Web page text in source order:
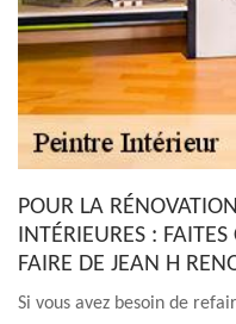
POUR LA
INTÉRIEURES :
FAIRE DE JEAN H
Si vous avez besoin de